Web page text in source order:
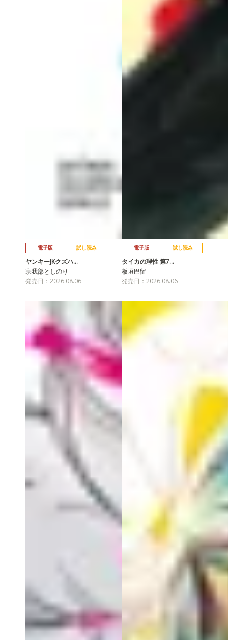
電子版 試し読み
ヤンキーJKクズハ…
宗我部としのり
発売日：2026.08.06
電子版 試し読み
タイカの理性 第7…
板垣巴留
発売日：2026.08.06